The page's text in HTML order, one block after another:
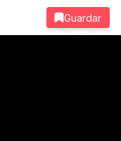
Guardar